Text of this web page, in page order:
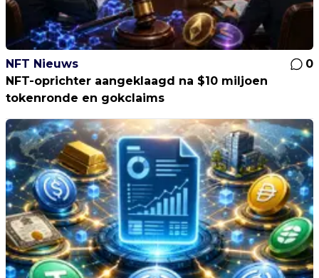
NFT Nieuws
0
NFT-oprichter aangeklaagd na $10 miljoen
tokenronde en gokclaims